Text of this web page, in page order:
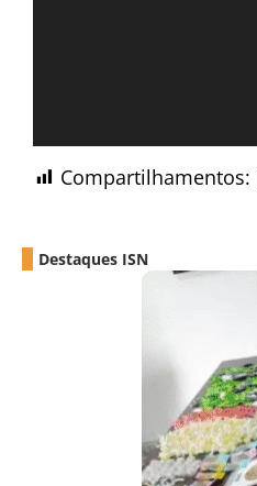
Compartilhamentos:
Destaques ISN